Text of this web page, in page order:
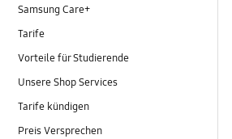
Samsung Care+
Tarife
Vorteile für Studierende
Unsere Shop Services
Tarife kündigen
Preis Versprechen